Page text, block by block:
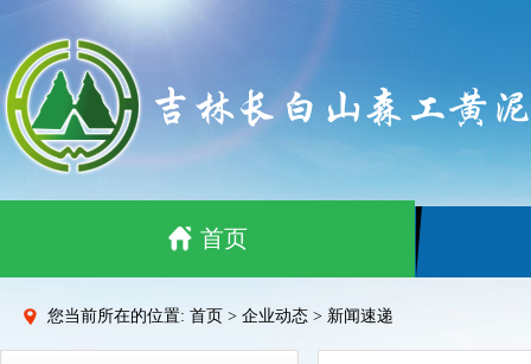
首页
您当前所在的位置: 首页 > 企业动态 > 新闻速递